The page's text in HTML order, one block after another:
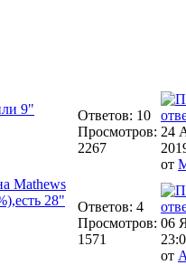
9"
Ответов: 10
Просмотров:
2267
24
от
Mathews
28"
Ответов: 4
Просмотров:
1571
06
от